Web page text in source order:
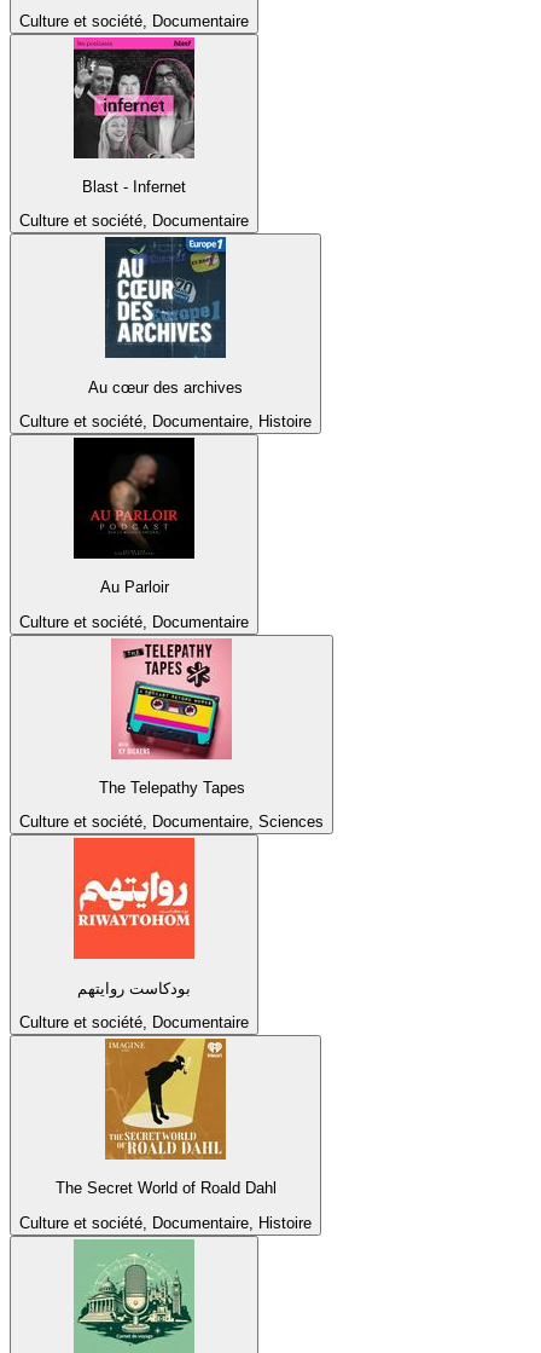
Culture et société, Documentaire
Blast - Infernet
Culture et société, Documentaire
Au cœur des archives
Culture et société, Documentaire, Histoire
Au Parloir
Culture et société, Documentaire
The Telepathy Tapes
Culture et société, Documentaire, Sciences
بودكاست روايتهم
Culture et société, Documentaire
The Secret World of Roald Dahl
Culture et société, Documentaire, Histoire